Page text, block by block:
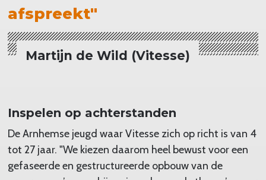
afspreekt"
Martijn de Wild (Vitesse)
Inspelen op achterstanden
De Arnhemse jeugd waar Vitesse zich op richt is van 4
tot 27 jaar. "We kiezen daarom heel bewust voor een
gefaseerde en gestructureerde opbouw van de